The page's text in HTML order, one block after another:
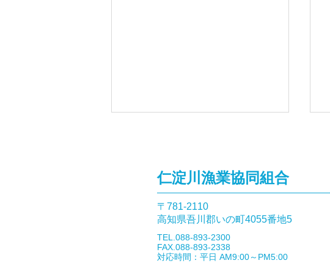
釣果報告(あまご）🎣
仁淀川漁業協同組合
〒781-2110​
高知県吾川郡いの町4055番地5
​TEL.088-893-2300
FAX.088-893-2338
​対応時間：平日 AM9:00～PM5:00